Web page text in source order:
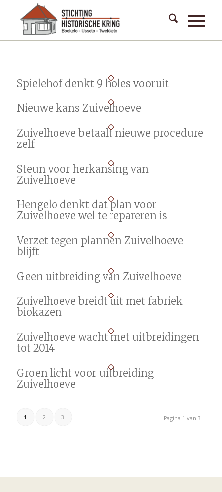
Spielehof denkt 9 holes vooruit
Nieuwe kans Zuivelhoeve
Zuivelhoeve betaalt nieuwe procedure
zelf
Steun voor herkansing van
Zuivelhoeve
Hengelo denkt dat plan voor
Zuivelhoeve wel te repareren is
Verzet tegen plannen Zuivelhoeve
blijft
Geen uitbreiding van Zuivelhoeve
Zuivelhoeve breidt uit met fabriek
biokazen
Zuivelhoeve wacht met uitbreidingen
tot 2014
Groen licht voor uitbreiding
Zuivelhoeve
Pagina 1 van 3
1 2 3